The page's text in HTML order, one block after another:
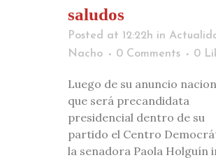
saludos
Posted at 12:22h in
Nacho
0 Comments 0
Luego de su anuncio
que será precandidata
presidencial dentro de su
partido el Centro
la senadora Paola Holguín